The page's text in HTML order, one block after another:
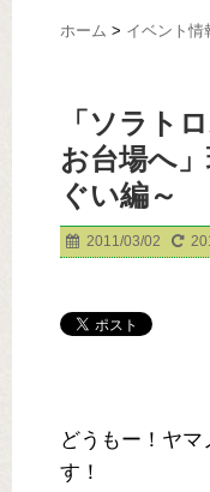
ホーム > イベント情
「ソラト
お台場へ
ぐい編～
2011/03/02
どうもー！ヤマ
す！